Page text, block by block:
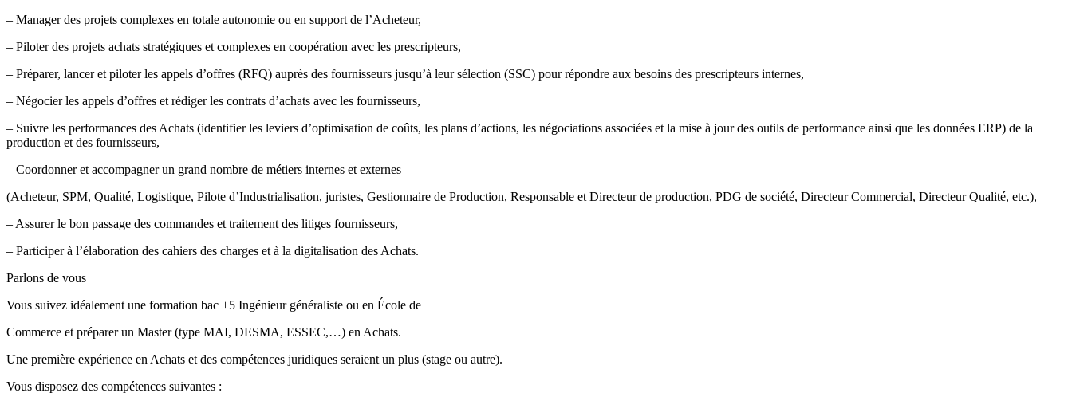
– Manager des projets complexes en totale autonomie ou en support de l’Acheteur,
– Piloter des projets achats stratégiques et complexes en coopération avec les prescripteurs,
– Préparer, lancer et piloter les appels d’offres (RFQ) auprès des fournisseurs jusqu’à leur sélection (SSC) pour répondre aux besoins des prescripteurs internes,
– Négocier les appels d’offres et rédiger les contrats d’achats avec les fournisseurs,
– Suivre les performances des Achats (identifier les leviers d’optimisation de coûts, les plans d’actions, les négociations associées et la mise à jour des outils de performance ainsi que les données ERP) de la
production et des fournisseurs,
– Coordonner et accompagner un grand nombre de métiers internes et externes
(Acheteur, SPM, Qualité, Logistique, Pilote d’Industrialisation, juristes, Gestionnaire de Production, Responsable et Directeur de production, PDG de société, Directeur Commercial, Directeur Qualité, etc.),
– Assurer le bon passage des commandes et traitement des litiges fournisseurs,
– Participer à l’élaboration des cahiers des charges et à la digitalisation des Achats.
Parlons de vous
Vous suivez idéalement une formation bac +5 Ingénieur généraliste ou en École de
Commerce et préparer un Master (type MAI, DESMA, ESSEC,…) en Achats.
Une première expérience en Achats et des compétences juridiques seraient un plus (stage ou autre).
Vous disposez des compétences suivantes :